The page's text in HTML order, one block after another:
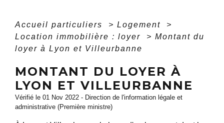
Accueil particuliers > Logement
>
Location immobilière : loyer
> Montant du
loyer à Lyon et Villeurbanne
MONTANT DU LOYER À
LYON ET VILLEURBANNE
Vérifié le 01 Nov 2022 - Direction de l'information légale et
administrative (Première ministre)